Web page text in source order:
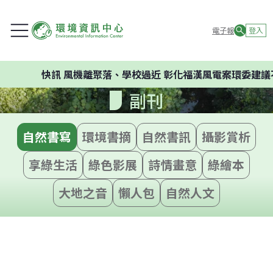
電子報 登入
風機離聚落、學校過近 彰化福漢風電案環委建議不應開發
副刊
自然書寫 環境書摘 自然書訊
攝影賞析
享綠生活
綠色影展 詩情畫意
綠繪本
大地之音
懶人包 自然人文